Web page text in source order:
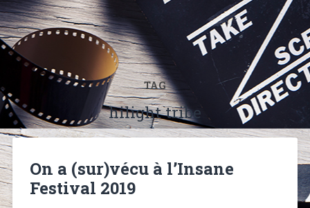
TAG
hilight tribe
On a (sur)vécu à l’Insane
Festival 2019